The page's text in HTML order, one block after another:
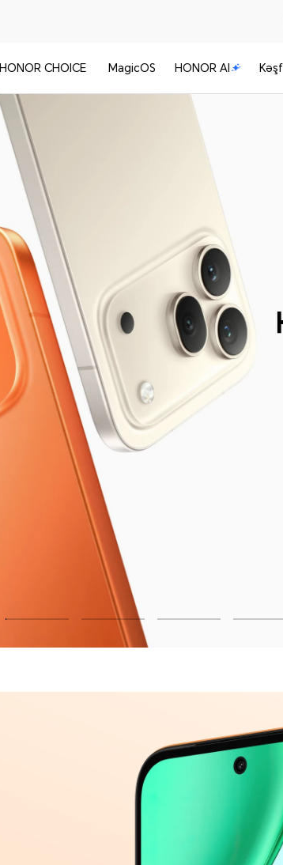
HONOR CHOICE MagicOS HONOR AI
| Əsl Sehri Kəşf Et
İndi alın